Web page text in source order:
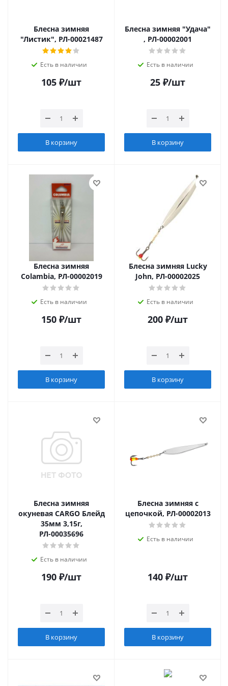
Блесна зимняя
"Листик", РЛ-00021487
Есть в наличии
105 ₽/шт
В корзину
Блесна зимняя "Удача"
, РЛ-00002001
Есть в наличии
25 ₽/шт
В корзину
Блесна зимняя
Colambia, РЛ-00002019
Есть в наличии
150 ₽/шт
В корзину
Блесна зимняя Lucky
John, РЛ-00002025
Есть в наличии
200 ₽/шт
В корзину
Блесна зимняя
окуневая CARGO Блейд
35мм 3,15г,
РЛ-00035696
Есть в наличии
190 ₽/шт
В корзину
Блесна зимняя с
цепочкой, РЛ-00002013
Есть в наличии
140 ₽/шт
В корзину